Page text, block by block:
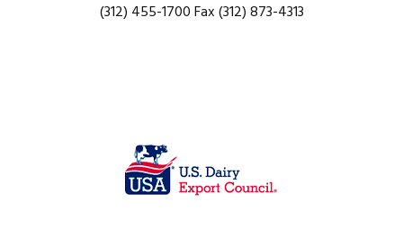
(312) 455-1700 Fax (312) 873-4313